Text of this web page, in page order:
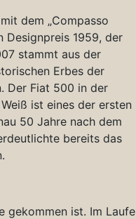
dem „Compasso
Designpreis 1959, der
stammt aus der
Erbes der
Der Fiat 500 in der
ist eines der ersten
50 Jahre nach dem
bereits das
gekommen ist. Im Laufe